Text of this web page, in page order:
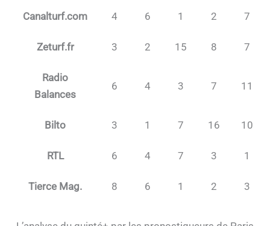
Canalturf.com 4 6 1 2 7
Zeturf.fr 3 2 15 8 7
Radio
Balances
6 4 3 7 11
Bilto 3 1 7 16 10
RTL 6 4 7 3 1
Tierce Mag. 8 6 1 2 3